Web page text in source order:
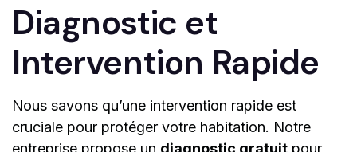
Diagnostic et
Intervention Rapide
Nous savons qu’une intervention rapide est
cruciale pour protéger votre habitation. Notre